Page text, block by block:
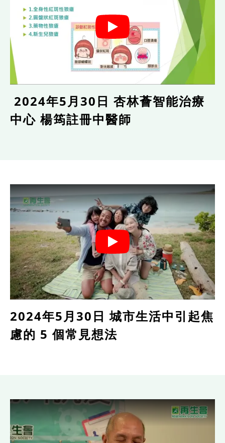
2024年5月30日 杏林薈智能治療
中心 楊筠註冊中醫師
2024年5月30日 城市生活中引起焦
慮的 5 個常見想法